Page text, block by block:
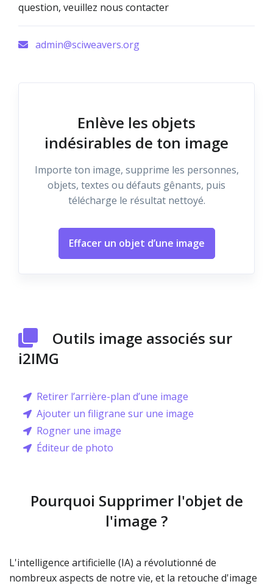
question, veuillez nous contacter
admin@sciweavers.org
Enlève les objets
indésirables de ton image
Importe ton image, supprime les personnes,
objets, textes ou défauts gênants, puis
télécharge le résultat nettoyé.
Effacer un objet d’une image
Outils image associés sur
i2IMG
Retirer l’arrière-plan d’une image
Ajouter un filigrane sur une image
Rogner une image
Éditeur de photo
Pourquoi Supprimer l'objet de
l'image ?
L'intelligence artificielle (IA) a révolutionné de
nombreux aspects de notre vie, et la retouche d'image